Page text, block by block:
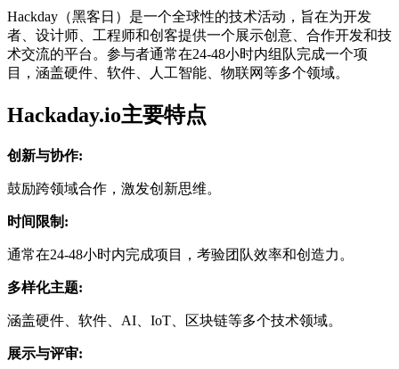
Hackday（黑客日）是一个全球性的技术活动，旨在为开发
者、设计师、工程师和创客提供一个展示创意、合作开发和技
术交流的平台。参与者通常在24-48小时内组队完成一个项
目，涵盖硬件、软件、人工智能、物联网等多个领域。
Hackaday.io主要特点
创新与协作:
鼓励跨领域合作，激发创新思维。
时间限制:
通常在24-48小时内完成项目，考验团队效率和创造力。
多样化主题:
涵盖硬件、软件、AI、IoT、区块链等多个技术领域。
展示与评审: